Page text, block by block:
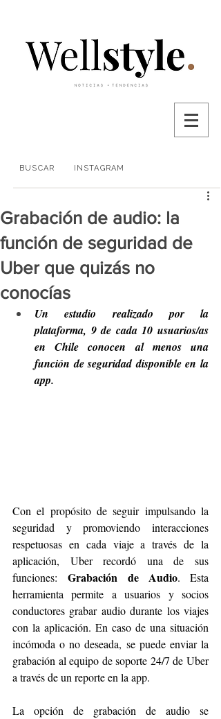
BUSCAR INSTAGRAM
Grabación de audio: la
función de seguridad de
Uber que quizás no
conocías
Un estudio realizado por la
plataforma, 9 de cada 10 usuarios/as
en Chile conocen al menos una
función de seguridad disponible en la
app.
Con el propósito de seguir impulsando la
seguridad y promoviendo interacciones
respetuosas en cada viaje a través de la
aplicación, Uber recordó una de sus
funciones:
Grabación de Audio. Esta
herramienta permite a usuarios y socios
conductores grabar audio durante los viajes
con la aplicación. En caso de una situación
incómoda o no deseada, se puede enviar la
grabación al equipo de soporte 24/7 de Uber
a través de un reporte en la app.
La opción de grabación de audio se